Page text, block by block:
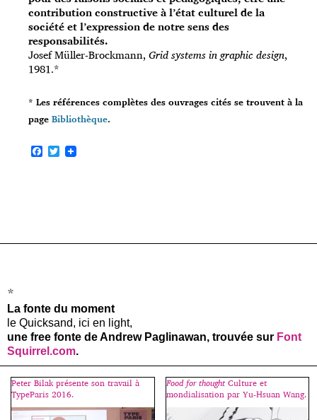
contribution constructive à l’état culturel de la
société et l’expression de notre sens des
responsabilités.
Josef Müller-Brockmann, Grid systems in graphic design,
1981.*
* Les références complètes des ouvrages cités se trouvent à la
pageBibliothèque.
F T
w
*
La fonte du moment
le Quicksand, ici en light,
une free fonte de Andrew Paglinawan, trouvée sur Font
Squirrel.com.
Peter Bilak présente son travail à
TypeParis 2016.
Food for thoughtCulture et
mondialisation par Yu-Hsuan Wang.